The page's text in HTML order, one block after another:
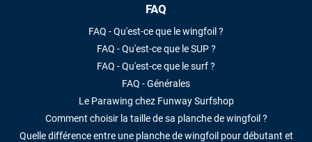
FAQ
FAQ - Qu'est-ce que le wingfoil ?
FAQ - Qu'est-ce que le SUP ?
FAQ - Qu'est-ce que le surf ?
FAQ - Générales
Le Parawing chez Funway Surfshop
Comment choisir la taille de sa planche de wingfoil ?
Quelle différence entre une planche de wingfoil pour débutant et